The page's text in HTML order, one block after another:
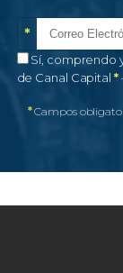
Correo
*
Campo
Autorización de
Sí, comprendo
de Canal Capital *
*Campos